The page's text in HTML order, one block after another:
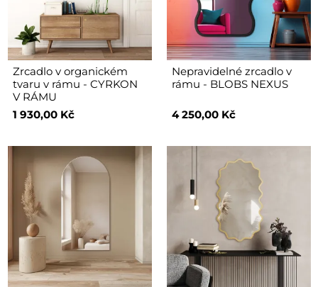
Zrcadlo v organickém
tvaru v rámu - CYRKON
V RÁMU
1 930,00 Kč
Nepravidelné zrcadlo v
rámu - BLOBS NEXUS
4 250,00 Kč